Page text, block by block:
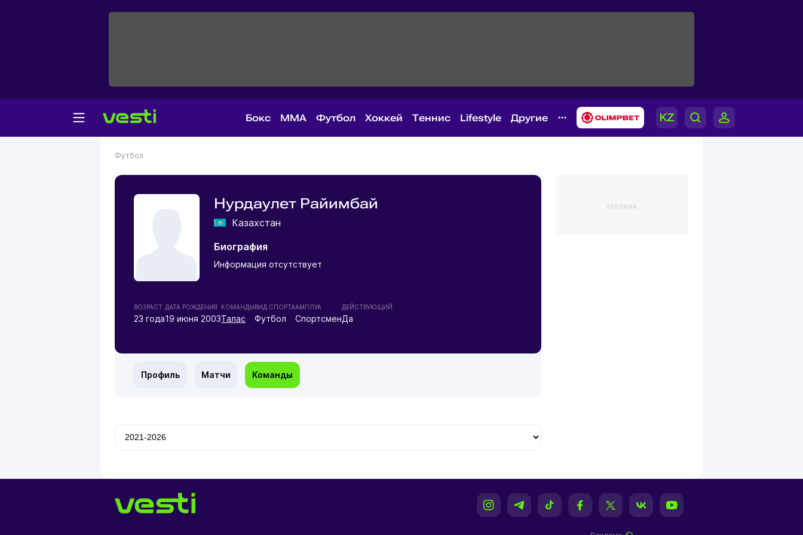
Бокс MMA Футбол Хоккей Теннис Lifestyle Другие
Футбол
Нурдаулет Райимбай
Казахстан
Биография
Информация отсутствует
ВОЗРАСТ
23 года
ДАТА РОЖДЕНИЯ
19 июня 2003
КОМАНДЫ
Талас
ВИД СПОРТА
Футбол
АМПЛУА
Спортсмен
ДЕЙСТВУЮЩИЙ
Да
Профиль Матчи Команды
РЕКЛАМА